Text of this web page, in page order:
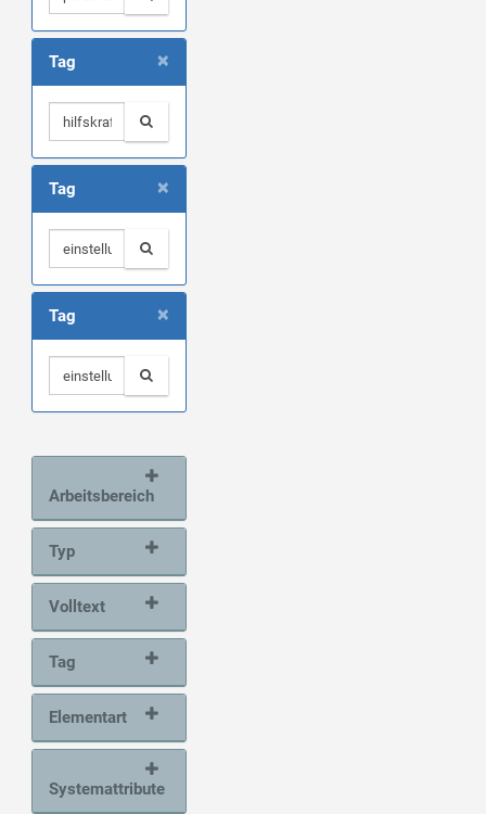
×
Tag
×
Tag
×
Tag
Arbeitsbereich
Typ
Volltext
Tag
Elementart
Systemattribute